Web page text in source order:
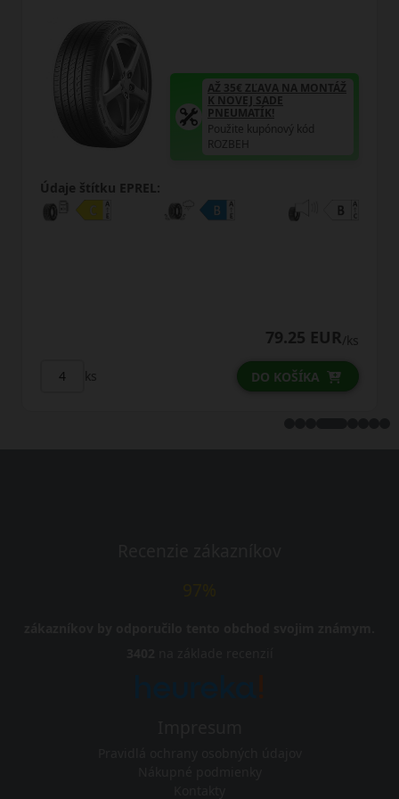
AŽ 35€ ZĽAVA NA MONTÁŽ
K NOVEJ SADE
PNEUMATÍK!
Použite kupónový kód
ROZBEH
Údaje štítku EPREL:
79.25 EUR/ks
ks DO KOŠÍKA